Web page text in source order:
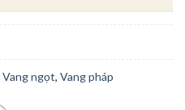
Vang ngọt, Vang pháp